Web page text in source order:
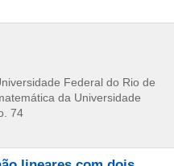
Federal do Rio de
da Universidade
74